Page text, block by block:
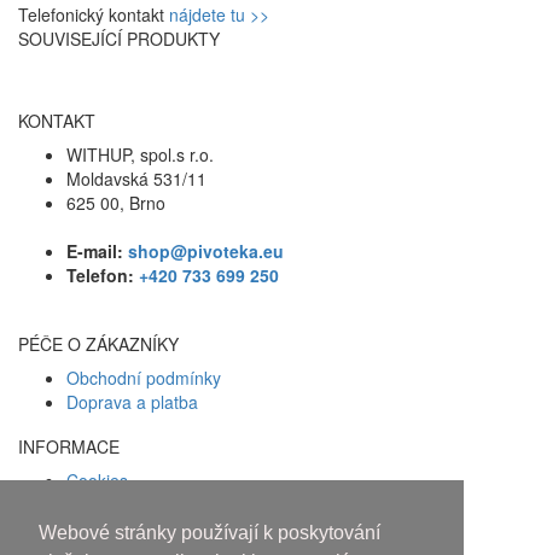
Webové stránky používají k poskytování
Telefonický kontakt nájdete tu >>
SOUVISEJÍCÍ PRODUKTY
KONTAKT
WITHUP, spol.s r.o.
Moldavská 531/11
625 00, Brno
E-mail: shop@pivoteka.eu
Telefon: +420 733 699 250
PÉČE O ZÁKAZNÍKY
Obchodní podmínky
Doprava a platba
INFORMACE
Cookies
Facebook